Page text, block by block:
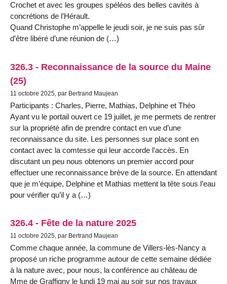
Crochet et avec les groupes spéléos des belles cavités à
concrétions de l’Hérault.
Quand Christophe m’appelle le jeudi soir, je ne suis pas sûr
d’être libéré d’une réunion de (…)
326.3 - Reconnaissance de la source du Maine
(25)
11 octobre 2025, par Bertrand Maujean
Participants : Charles, Pierre, Mathias, Delphine et Théo
Ayant vu le portail ouvert ce 19 juillet, je me permets de rentrer
sur la propriété afin de prendre contact en vue d’une
reconnaissance du site. Les personnes sur place sont en
contact avec la comtesse qui leur accorde l’accès. En
discutant un peu nous obtenons un premier accord pour
effectuer une reconnaissance brève de la source. En attendant
que je m’équipe, Delphine et Mathias mettent la tête sous l’eau
pour vérifier qu’il y a (…)
326.4 - Fête de la nature 2025
11 octobre 2025, par Bertrand Maujean
Comme chaque année, la commune de Villers-lès-Nancy a
proposé un riche programme autour de cette semaine dédiée
à la nature avec, pour nous, la conférence au château de
Mme de Graffigny le lundi 19 mai au soir sur nos travaux